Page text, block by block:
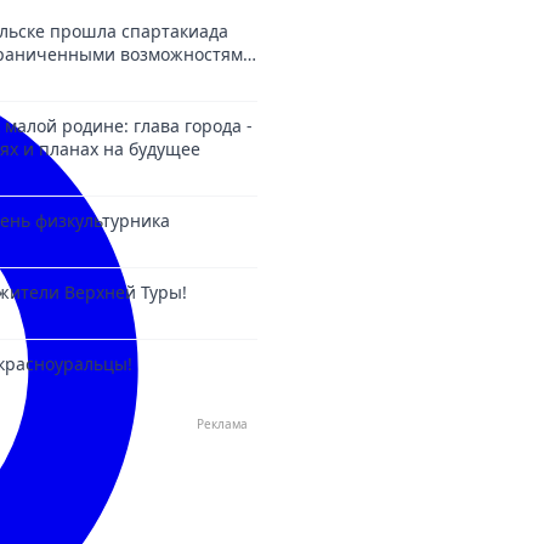
прошла спартакиада
возможностями
родине: глава города -
и планах на будущее
физкультурника
Верхней Туры!
Реклама